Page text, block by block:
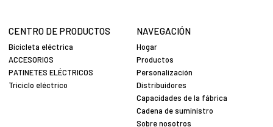
CENTRO DE PRODUCTOS
Bicicleta eléctrica
ACCESORIOS
PATINETES ELÉCTRICOS
Triciclo eléctrico
NAVEGACIÓN
Hogar
Productos
Personalización
Distribuidores
Capacidades de la fábrica
Cadena de suministro
Sobre nosotros